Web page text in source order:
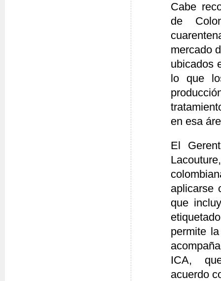
Cabe
de
mercado
ubicados
lo que
en esa
El
aplicarse
que
permite
ICA,
acuerdo